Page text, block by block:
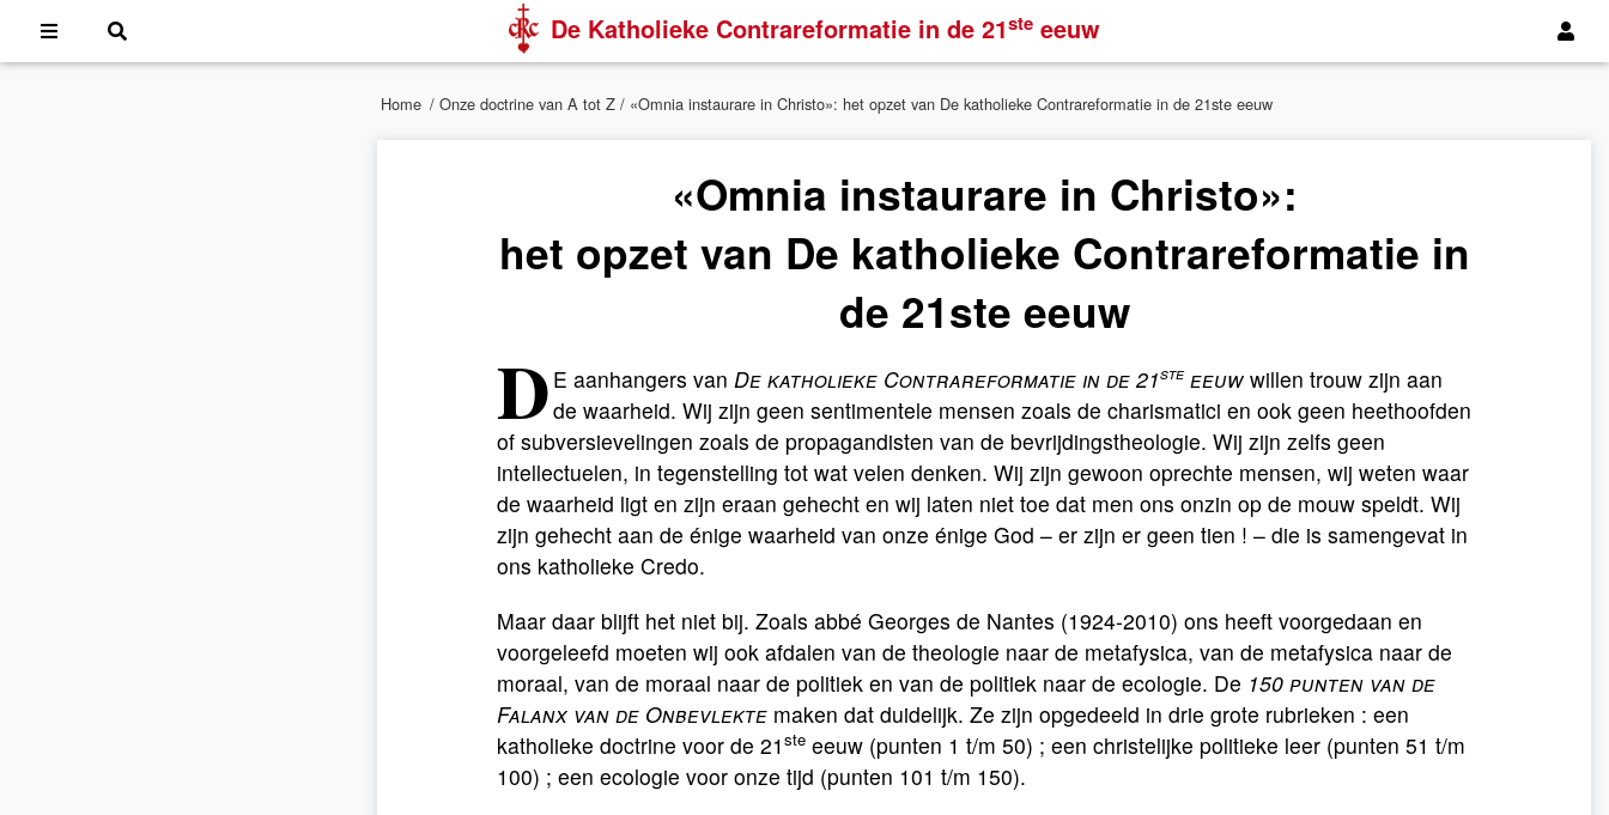
De Katholieke Contrareformatie in de 21ste eeuw
Home / Onze doctrine van A tot Z / «Omnia instaurare in Christo»: het opzet van De katholieke Contrareformatie in de 21ste eeuw
«Omnia instaurare in Christo»:
het opzet van De katholieke Contrareformatie in
de 21ste eeuw
D E aanhangers van De katholieke Contrareformatie in de 21steeeuw willen trouw zijn aan
de waarheid. Wij zijn geen sentimentele mensen zoals de charismatici en ook geen heethoofden
of subversievelingen zoals de propagandisten van de bevrijdingstheologie. Wij zijn zelfs geen
intellectuelen, in tegenstelling tot wat velen denken. Wij zijn gewoon oprechte mensen, wij weten waar
de waarheid ligt en zijn eraan gehecht en wij laten niet toe dat men ons onzin op de mouw speldt. Wij
zijn gehecht aan de énige waarheid van onze énige God – er zijn er geen tien ! – die is samengevat in
ons katholieke Credo.
Maar daar blijft het niet bij. Zoals abbé Georges de Nantes (1924-2010) ons heeft voorgedaan en
voorgeleefd moeten wij ook afdalen van de theologie naar de metafysica, van de metafysica naar de
moraal, van de moraal naar de politiek en van de politiek naar de ecologie. De 150 punten van de
Falanx van de Onbevlekte maken dat duidelijk. Ze zijn opgedeeld in drie grote rubrieken : een
katholieke doctrine voor de 21 ste eeuw (punten 1 t/m 50) ; een christelijke politieke leer (punten 51 t/m
100) ; een ecologie voor onze tijd (punten 101 t/m 150).